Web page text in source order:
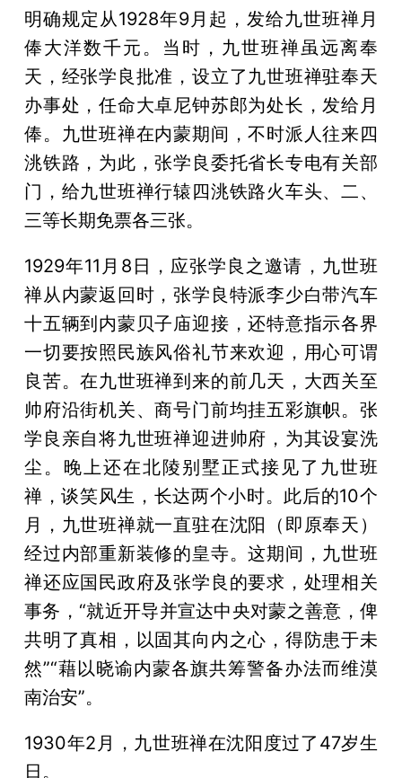
明确规定从1928年9月起，发给九世班禅月
俸大洋数千元。当时，九世班禅虽远离奉
天，经张学良批准，设立了九世班禅驻奉天
办事处，任命大卓尼钟苏郎为处长，发给月
俸。九世班禅在内蒙期间，不时派人往来四
洮铁路，为此，张学良委托省长专电有关部
门，给九世班禅行辕四洮铁路火车头、二、
三等长期免票各三张。
1929年11月8日，应张学良之邀请，九世班
禅从内蒙返回时，张学良特派李少白带汽车
十五辆到内蒙贝子庙迎接，还特意指示各界
一切要按照民族风俗礼节来欢迎，用心可谓
良苦。在九世班禅到来的前几天，大西关至
帅府沿街机关、商号门前均挂五彩旗帜。张
学良亲自将九世班禅迎进帅府，为其设宴洗
尘。晚上还在北陵别墅正式接见了九世班
禅，谈笑风生，长达两个小时。此后的10个
月，九世班禅就一直驻在沈阳（即原奉天）
经过内部重新装修的皇寺。这期间，九世班
禅还应国民政府及张学良的要求，处理相关
事务，“就近开导并宣达中央对蒙之善意，俾
共明了真相，以固其向内之心，得防患于未
然”“藉以晓谕内蒙各旗共筹警备办法而维漠
南治安”。
1930年2月，九世班禅在沈阳度过了47岁生
日。